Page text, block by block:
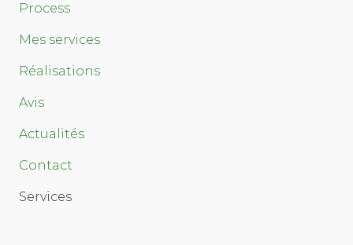
Process
Mes services
Réalisations
Avis
Actualités
Contact
Services